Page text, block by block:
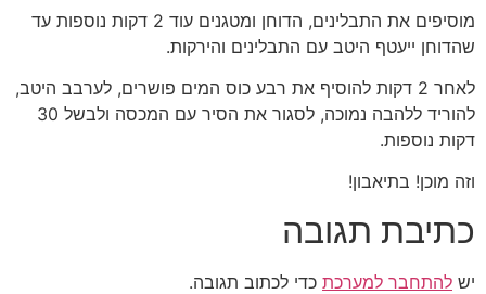
מוסיפים את התבלינים, הדוחן ומטגנים עוד 2 דקות נוספות עד
שהדוחן ייעטף היטב עם התבלינים והירקות.
לאחר 2 דקות להוסיף את רבע כוס המים פושרים, לערבב היטב,
להוריד ללהבה נמוכה, לסגור את הסיר עם המכסה ולבשל 30
דקות נוספות.
וזה מוכן! בתיאבון!
כתיבת תגובה
יש להתחבר למערכת כדי לכתוב תגובה.